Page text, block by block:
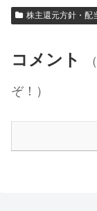
株主還元方針・配
コメント
ぞ！）